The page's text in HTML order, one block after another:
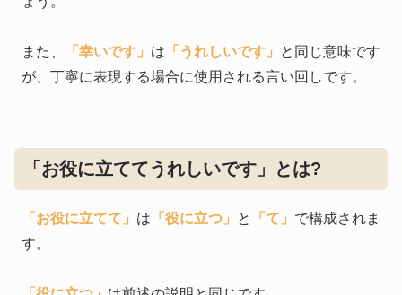
また、 「幸いです」 は 「うれしいです」
と同じ意味です
が、丁寧に表現する場合に使用される言い回しです。
「お役に立ててうれしいです」とは?
「お役に立てて」 は 「役に立つ」 と 「て」 で構成されま
す。